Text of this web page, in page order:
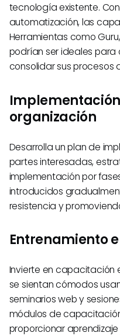
tecnología existente.
automatización, las
Herramientas como
podrían ser ideales
consolidar sus procesos
organización
Desarrolla un plan de
partes interesadas,
implementación por
introducidos
resistencia y
Entrenamiento
Invierte en capacitación
se sientan cómodos
seminarios web y
módulos de
proporcionar